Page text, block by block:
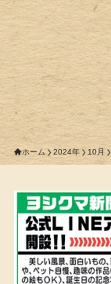
ホーム 2024年 10月